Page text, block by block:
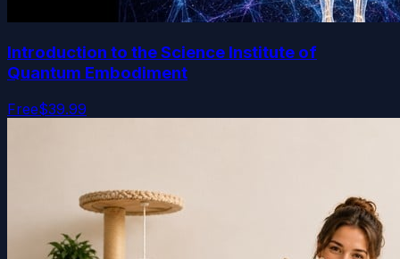
Introduction to the Science Institute of
Quantum Embodiment
Free$39.99